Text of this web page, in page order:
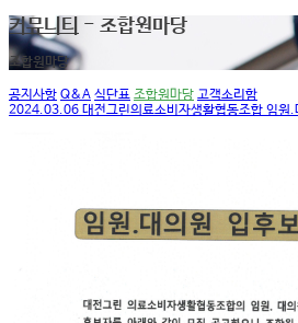
커뮤니티 - 조합원마당
조합원마당
공지사항 Q&A 식단표 조합원마당 고객소리함
2024.03.06 대전그린의료소비자생활협동조합 임원.